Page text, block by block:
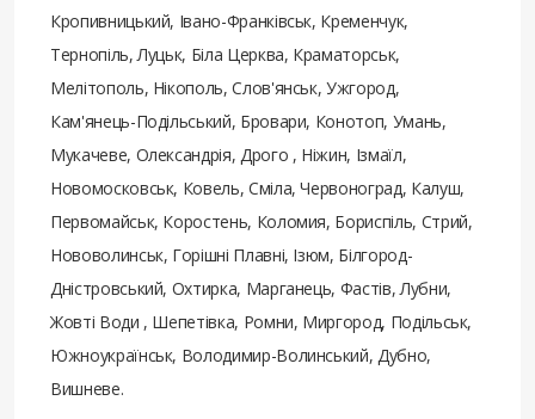
Кропивницький, Івано-Франківськ, Кременчук,
Тернопіль, Луцьк, Біла Церква, Краматорськ,
Мелітополь, Нікополь, Слов'янськ, Ужгород,
Кам'янець-Подільський, Бровари, Конотоп, Умань,
Мукачеве, Олександрія, Дрого , Ніжин, Ізмаїл,
Новомосковськ, Ковель, Сміла, Червоноград, Калуш,
Первомайськ, Коростень, Коломия, Бориспіль, Стрий,
Нововолинськ, Горішні Плавні, Ізюм, Білгород-
Дністровський, Охтирка, Марганець, Фастів, Лубни,
Жовті Води , Шепетівка, Ромни, Миргород, Подільськ,
Южноукраїнськ, Володимир-Волинський, Дубно,
Вишневе.